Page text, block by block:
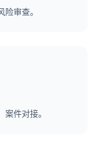
审查。
件对接。